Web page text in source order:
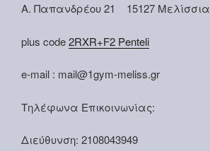
Α. Παπανδρέου 21 15127 Μελίσσια
plus code2RXR+F2 Penteli
e-mail : mail@1gym-meliss.gr
Τηλέφωνα Επικοινωνίας:
Διεύθυνση: 2108043949